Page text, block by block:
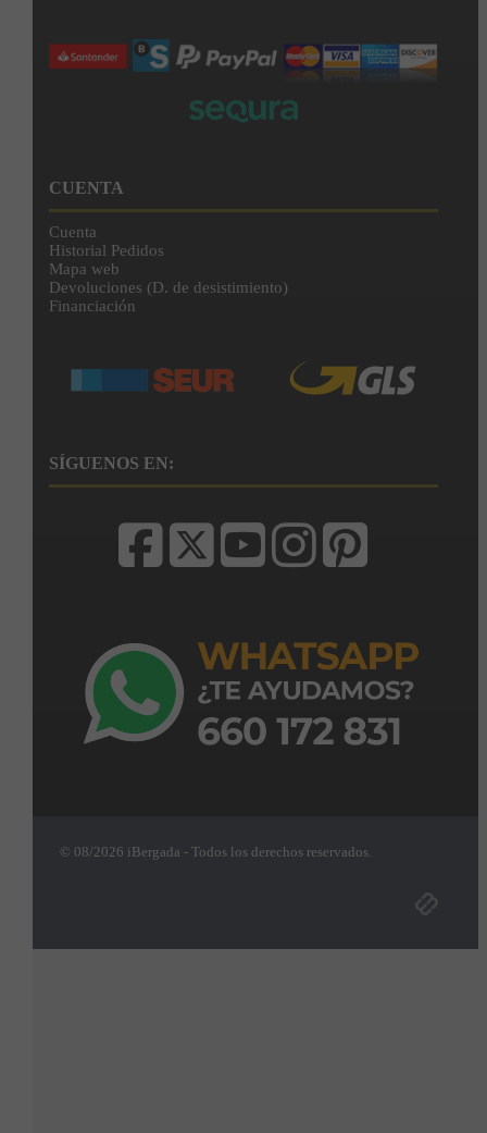
CUENTA
Cuenta
Historial Pedidos
Mapa web
Devoluciones (D. de desistimiento)
Financiación
SÍGUENOS EN:
© 08/2026 iBergada - Todos los derechos reservados.